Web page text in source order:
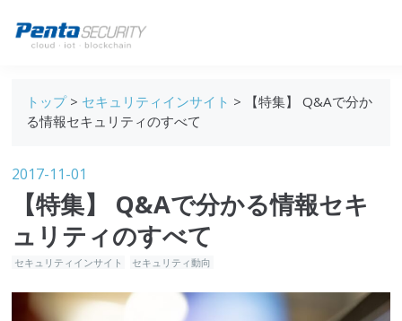
Webセキュリティ
技術ブログ
トップ> セキュリティインサイト > 【特集】 Q&Aで分か
る情報セキュリティのすべて
2017-11-01
【特集】 Q&Aで分かる情報セキ
ュリティのすべて
セキュリティインサイト セキュリティ動向